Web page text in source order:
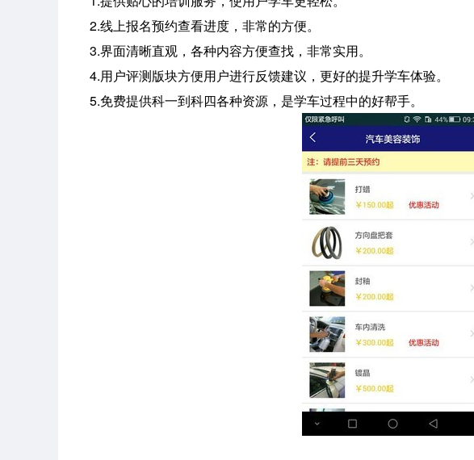
2.线上报名预约查看进度，非常的方便。
3.界面清晰直观，各种内容方便查找，非常实用。
4.用户评测版块方便用户进行反馈建议，更好的提升学车体验。
5.免费提供科一到科四各种资源，是学车过程中的好帮手。